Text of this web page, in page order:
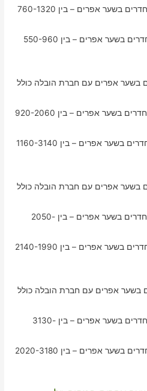
טווח המחירים להובלת דירת 2 חדרים בשער אפרים – בין 760-1320
טווח המחירים לאריזה דירת 2 חדרים בשער אפרים – בין 550-960
להוביל דירת 3 חדרים בשער אפרים עם חברת הובלה כולל
טווח המחירים להובלת דירת 3 חדרים בשער אפרים – בין 920-2060
טווח המחירים לאריזה דירת 3 חדרים בשער אפרים – בין 1160-3140
להוביל דירת 4 חדרים בשער אפרים עם חברת הובלה כולל
טווח המחירים להובלת דירת 4 חדרים בשער אפרים – בין 2050-
טווח המחירים לאריזה דירת 4 חדרים בשער אפרים – בין 2140-1990
להוביל דירת 5 חדרים בשער אפרים עם חברת הובלה כולל
טווח המחירים להובלת דירת 5 חדרים בשער אפרים – בין 3130-
טווח המחירים לאריזה דירת 5 חדרים בשער אפרים – בין 2020-3180